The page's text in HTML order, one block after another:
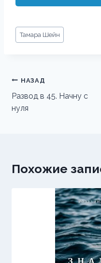
Метки
записи:
Тамара Шейн
Навигация
по
записям
НАЗАД
Развод в 45. Начну с
нуля
Похожие